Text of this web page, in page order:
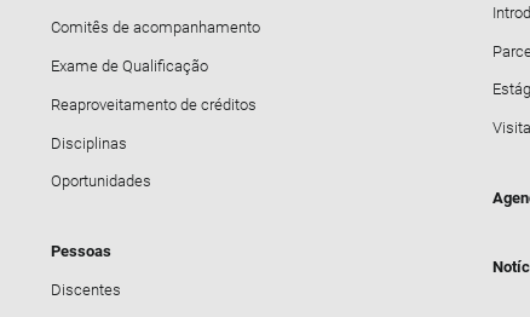
Comitês de acompanhamento
Exame de Qualificação
Reaproveitamento de créditos
Disciplinas
Oportunidades
Pessoas
Discentes